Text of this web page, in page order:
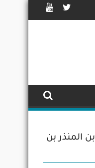
المنذر بن